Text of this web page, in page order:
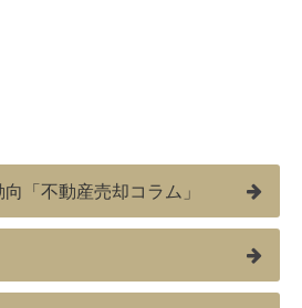
「不動産売却コラム」